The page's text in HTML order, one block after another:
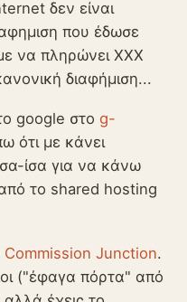
δεν είναι
που έδωσε
να πληρώνει XXX
διαφήμιση...
google στο g-
ότι με κάνει
ίσα για να κάνω
το shared hosting
Commission Junction.
("έφαγα πόρτα" από